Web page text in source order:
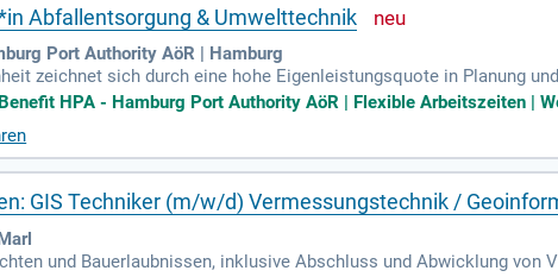
Abfallentsorgung & Umwelttechnik
Port Authority AöR | Hamburg
zeichnet sich durch eine hohe Eigenleistungsquote in Planung
aus. Bei Fremdvergaben sorgen wir für fachlich versierte
HPA - Hamburg Port Authority AöR | Flexible Arbeitszeiten |
GIS Techniker (m/w/d) Vermessungstechnik /
und Bauerlaubnissen, inklusive Abschluss und Abwicklung von